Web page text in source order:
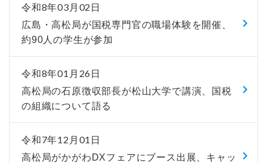
令和8年03月02日
広島・高松局が国税専門官の職場体験を開催、
約90人の学生が参加
令和8年01月26日
高松局の石原徴収部長が松山大学で講演、国税
の組織について語る
令和7年12月01日
高松局がかがわDXフェアにブース出展、キャッ